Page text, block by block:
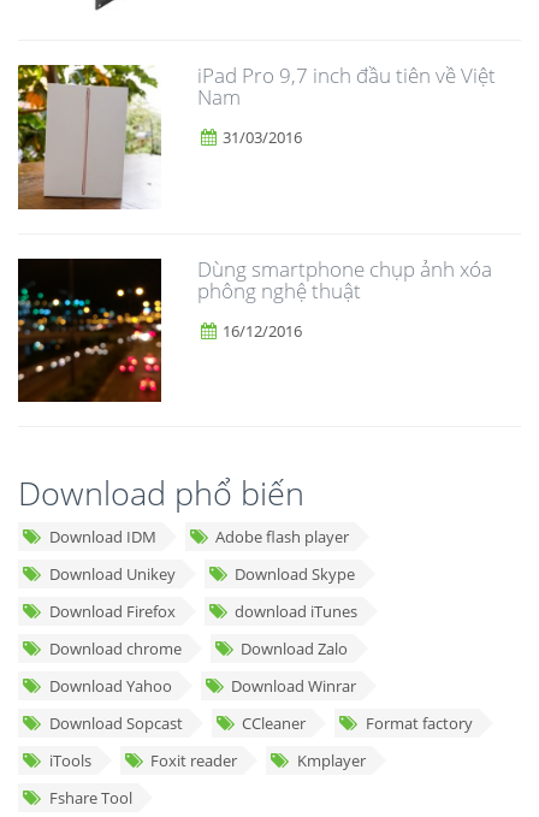
iPad Pro 9,7 inch đầu tiên về Việt
Nam
31/03/2016
Dùng smartphone chụp ảnh xóa
phông nghệ thuật
16/12/2016
Download phổ biến
Download IDM
Adobe flash player
Download Unikey
Download Skype
Download Firefox
download iTunes
Download chrome
Download Zalo
Download Yahoo
Download Winrar
Download Sopcast
CCleaner
Format factory
iTools
Foxit reader
Kmplayer
Fshare Tool